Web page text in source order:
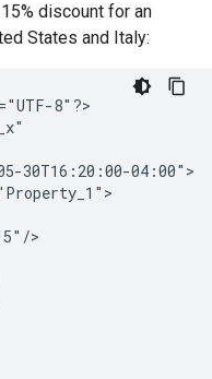
discount for an
States and Italy:
8"?>
30T16:20:00-04:00">
>